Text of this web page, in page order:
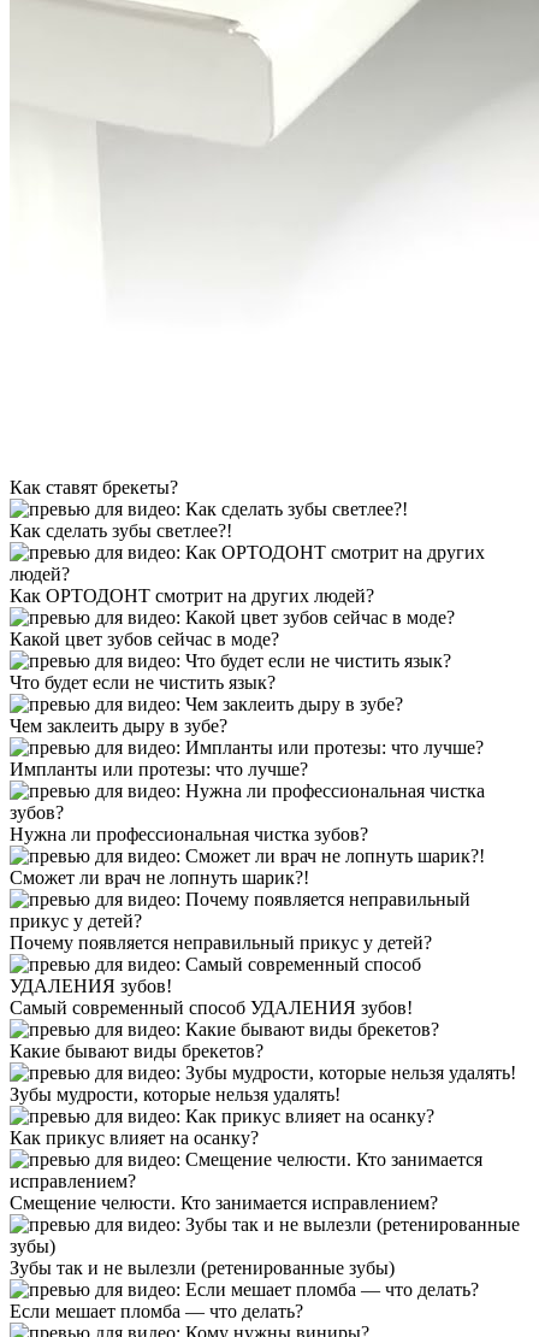
Как ставят брекеты?
Как сделать зубы светлее?!
Как ОРТОДОНТ смотрит на других людей?
Какой цвет зубов сейчас в моде?
Что будет если не чистить язык?
Чем заклеить дыру в зубе?
Импланты или протезы: что лучше?
Нужна ли профессиональная чистка зубов?
Сможет ли врач не лопнуть шарик?!
Почему появляется неправильный прикус у детей?
Самый современный способ УДАЛЕНИЯ зубов!
Какие бывают виды брекетов?
Зубы мудрости, которые нельзя удалять!
Как прикус влияет на осанку?
Смещение челюсти. Кто занимается исправлением?
Зубы так и не вылезли (ретенированные зубы)
Если мешает пломба — что делать?